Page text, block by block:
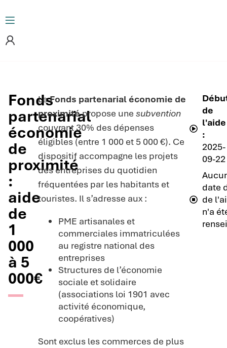
Fonds
partenarial
économie
de
proximité
:
aide
de
1
000
à 5
000€
LeFonds partenarial économie de
proximitépropose unesubvention
couvrant 30% des dépenses
éligibles (entre 1 000 et 5 000 €). Ce
dispositif accompagne les projets
des entreprises du quotidien
fréquentées par les habitants et
touristes. Il s’adresse aux :
PME artisanales et
commerciales immatriculées
au registre national des
entreprises
Structures de l’économie
sociale et solidaire
(associations loi 1901 avec
activité économique,
coopératives)
Sont exclus les commerces de plus
de
l'aide
:
2025-
09-22
date
de
n'a